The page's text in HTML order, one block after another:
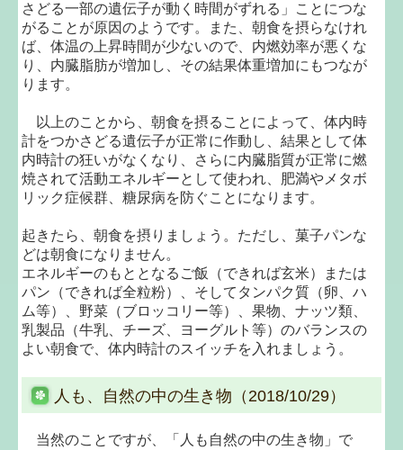
さどる一部の遺伝子が動く時間がずれる」ことにつな
がることが原因のようです。また、朝食を摂らなけれ
ば、体温の上昇時間が少ないので、内燃効率が悪くな
り、内臓脂肪が増加し、その結果体重増加にもつなが
ります。
以上のことから、朝食を摂ることによって、体内時
計をつかさどる遺伝子が正常に作動し、結果として体
内時計の狂いがなくなり、さらに内臓脂質が正常に燃
焼されて活動エネルギーとして使われ、肥満やメタボ
リック症候群、糖尿病を防ぐことになります。
起きたら、朝食を摂りましょう。ただし、菓子パンな
どは朝食になりません。
エネルギーのもととなるご飯（できれば玄米）または
パン（できれば全粒粉）、そしてタンパク質（卵、ハ
ム等）、野菜（ブロッコリー等）、果物、ナッツ類、
乳製品（牛乳、チーズ、ヨーグルト等）のバランスの
よい朝食で、体内時計のスイッチを入れましょう。
人も、自然の中の生き物（2018/10/29）
当然のことですが、「人も自然の中の生き物」で